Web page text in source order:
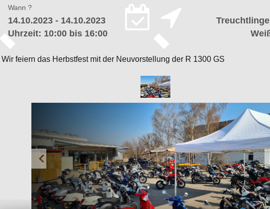
Wann ?
14.10.2023 - 14.10.2023
Uhrzeit: 10:00 bis 16:00
Wir feiern das Herbstfest mit der Neuvorstellung der R 1300 GS
Previous